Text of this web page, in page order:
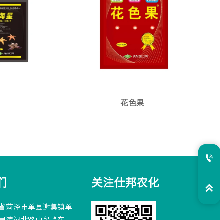
花色果
菏泽市单县谢集镇单
关注仕邦农化

